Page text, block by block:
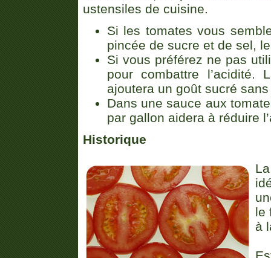
ustensiles de cuisine.
Si les tomates vous
pincée de sucre et de sel,
Si vous préférez ne pas
pour combattre
ajoutera un goût sucré
Dans une sauce aux
par gallon aidera à réduire
Historique
le
à